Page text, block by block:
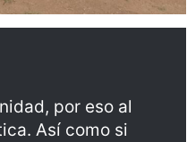
por eso al
Así como si